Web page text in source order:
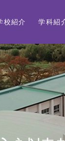
校紹介 学科紹